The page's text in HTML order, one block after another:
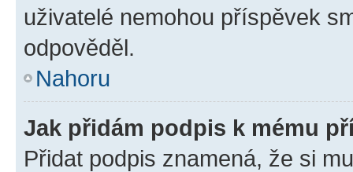
uživatelé nemohou příspěvek
odpověděl.
Nahoru
Jak přidám podpis k mému
Přidat podpis znamená, že si